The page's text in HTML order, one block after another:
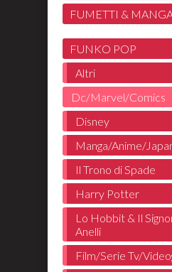
FUMETTI &
FUNKO POP
Altri
Dc/Marvel/Comics
Disney
Manga/Anime/
Il Trono di Spade
Harry Potter
Lo Hobbit & Il
Anelli
Film/Serie Tv/